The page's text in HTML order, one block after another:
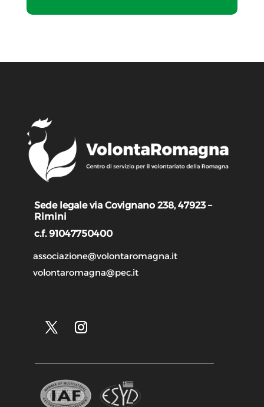
Sede legale via Covignano 238, 47923 –
Rimini
c.f. 91047750400
associazione@volontaromagna.it
volontaromagna@pec.it